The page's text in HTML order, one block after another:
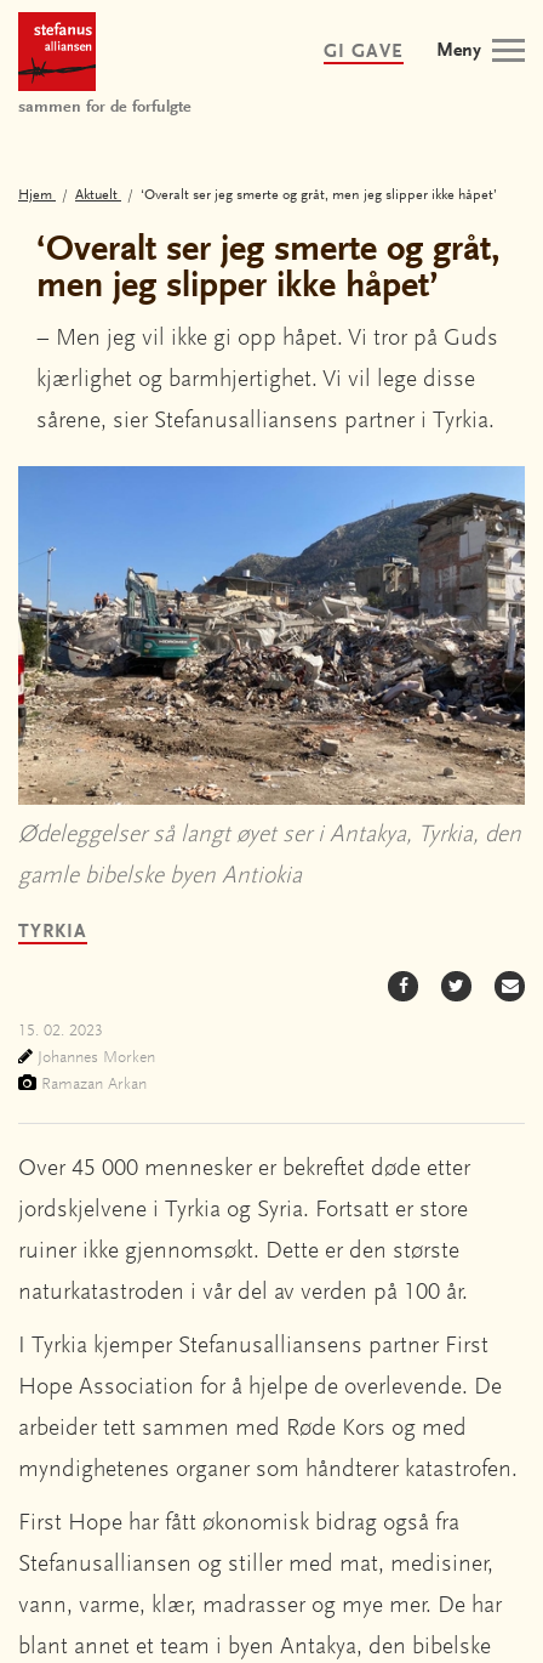
Meny
sammen for de forfulgte
GI GAVE
Hjem Aktuelt ‘Overalt ser jeg smerte og gråt, men jeg slipper ikke håpet’
‘Overalt ser jeg smerte og gråt,
men jeg slipper ikke håpet’
– Men jeg vil ikke gi opp håpet. Vi tror på Guds
kjærlighet og barmhjertighet. Vi vil lege disse
sårene, sier Stefanusalliansens partner i Tyrkia.
Ødeleggelser så langt øyet ser i Antakya, Tyrkia, den
gamle bibelske byen Antiokia
TYRKIA
15. 02. 2023
Johannes Morken
Ramazan Arkan
Over 45 000 mennesker er bekreftet døde etter
jordskjelvene i Tyrkia og Syria. Fortsatt er store
ruiner ikke gjennomsøkt. Dette er den største
naturkatastroden i vår del av verden på 100 år.
I Tyrkia kjemper Stefanusalliansens partner First
Hope Association for å hjelpe de overlevende. De
arbeider tett sammen med Røde Kors og med
myndighetenes organer som håndterer katastrofen.
First Hope har fått økonomisk bidrag også fra
Stefanusalliansen og stiller med mat, medisiner,
vann, varme, klær, madrasser og mye mer. De har
blant annet et team i byen Antakya, den bibelske